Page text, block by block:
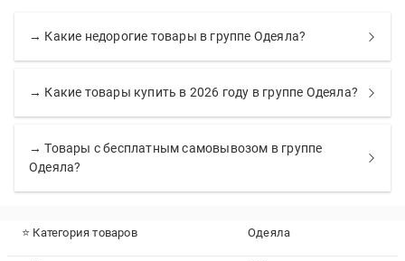
→ Какие недорогие товары в группе Одеяла?
→ Какие товары купить в 2026 году в группе Одеяла?
→ Товары с бесплатным самовывозом в группе
Одеяла?
⭐ Категория товаров Одеяла